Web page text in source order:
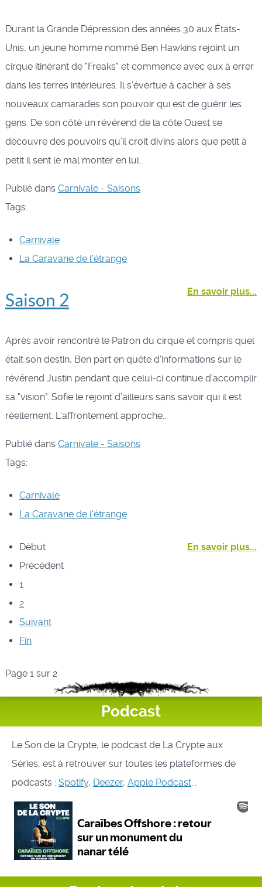
Durant la Grande Dépression des années 30 aux États-
Unis, un jeune homme nommé Ben Hawkins rejoint un
cirque itinérant de "Freaks" et commence avec eux à errer
dans les terres intérieures. Il s’évertue à cacher à ses
nouveaux camarades son pouvoir qui est de guérir les
gens. De son côté un révérend de la côte Ouest se
découvre des pouvoirs qu’il croit divins alors que petit à
petit il sent le mal monter en lui...
Publié dans Carnivale - Saisons
Tags:
Carnivale
La Caravane de l'étrange
En savoir plus...
Saison 2
Après avoir rencontré le Patron du cirque et compris quel
était son destin, Ben part en quête d’informations sur le
révérend Justin pendant que celui-ci continue d’accomplir
sa "vision". Sofie le rejoint d’ailleurs sans savoir qui il est
réellement. L’affrontement approche...
Publié dans Carnivale - Saisons
Tags:
Carnivale
La Caravane de l'étrange
En savoir plus...
Début
Précédent
1
2
Suivant
Fin
Page 1 sur 2
Podcast
Le Son de la Crypte, le podcast de La Crypte aux
Séries, est à retrouver sur toutes les plateformes de
podcasts : Spotify, Deezer, Apple Podcast...